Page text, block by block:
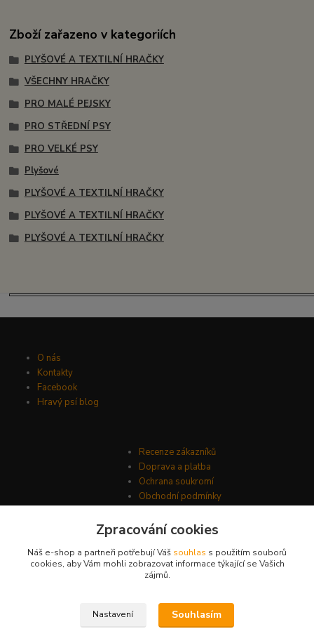
Zboží zařazeno v kategoriích
PLYŠOVÉ A TEXTILNÍ HRAČKY
VŠECHNY HRAČKY
PRO MALÉ PEJSKY
PRO STŘEDNÍ PSY
PRO VELKÉ PSY
Plyšové
PLYŠOVÉ A TEXTILNÍ HRAČKY
PLYŠOVÉ A TEXTILNÍ HRAČKY
PLYŠOVÉ A TEXTILNÍ HRAČKY
O nás
Kontakty
Facebook
Hravý psí blog
Recenze zákazníků
Doprava a platba
Ochrana soukromí
Obchodní podmínky
Zpracování cookies
Náš e-shop a partneři potřebují Váš souhlas s použitím souborů
cookies, aby Vám mohli zobrazovat informace týkající se Vašich
zájmů.
Nastavení Souhlasím